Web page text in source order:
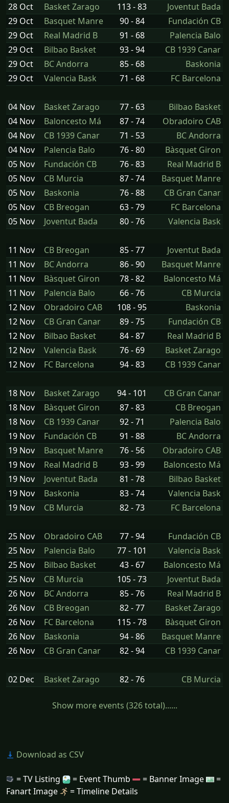
28 Oct
Basket Zarago 113 - 83
Joventut Bada
29 Oct
Basquet Manre 90 - 84
Fundación CB
29 Oct
Real Madrid B 91 - 68
Palencia Balo
29 Oct
Bilbao Basket 93 - 94
CB 1939 Canar
29 Oct
BC Andorra 85 - 68
Baskonia
29 Oct
Valencia Bask 71 - 68 FC Barcelona
04 Nov Basket Zarago 77 - 63
Bilbao Basket
04 Nov
Baloncesto Má 87 - 74
Obradoiro CAB
04 Nov
CB 1939 Canar 71 - 53
BC Andorra
04 Nov
Palencia Balo 76 - 80
Bàsquet Giron
05 Nov
Fundación CB 76 - 83
Real Madrid B
05 Nov
CB Murcia 87 - 74
Basquet Manre
05 Nov
Baskonia 76 - 88
CB Gran Canar
05 Nov
CB Breogan 63 - 79
FC Barcelona
05 Nov
Joventut Bada 80 - 76 Valencia Bask
11 Nov CB Breogan 85 - 77
Joventut Bada
11 Nov
BC Andorra 86 - 90
Basquet Manre
11 Nov
Bàsquet Giron 78 - 82
Baloncesto Má
11 Nov
Palencia Balo 66 - 76
CB Murcia
12 Nov
Obradoiro CAB 108 - 95
Baskonia
12 Nov
CB Gran Canar 89 - 75
Fundación CB
12 Nov
Bilbao Basket 84 - 87
Real Madrid B
12 Nov
Valencia Bask 76 - 69
Basket Zarago
12 Nov
FC Barcelona 94 - 83 CB 1939 Canar
18 Nov Basket Zarago 94 - 101
CB Gran Canar
18 Nov
Bàsquet Giron 87 - 83
CB Breogan
18 Nov
CB 1939 Canar 92 - 71
Palencia Balo
19 Nov
Fundación CB 91 - 88
BC Andorra
19 Nov
Basquet Manre 76 - 56
Obradoiro CAB
19 Nov
Real Madrid B 93 - 99
Baloncesto Má
19 Nov
Joventut Bada 81 - 78
Bilbao Basket
19 Nov
Baskonia 83 - 74
Valencia Bask
19 Nov
CB Murcia 82 - 73 FC Barcelona
25 Nov Obradoiro CAB 77 - 94
Fundación CB
25 Nov
Palencia Balo 77 - 101
Valencia Bask
25 Nov
Bilbao Basket 43 - 67
Baloncesto Má
25 Nov
CB Murcia 105 - 73
Joventut Bada
26 Nov
BC Andorra 85 - 76
Real Madrid B
26 Nov
CB Breogan 82 - 77
Basket Zarago
26 Nov
FC Barcelona 115 - 78
Bàsquet Giron
26 Nov
Baskonia 94 - 86
Basquet Manre
26 Nov
CB Gran Canar 82 - 94 CB 1939 Canar
02 Dec Basket Zarago 82 - 76 CB Murcia
Show more events (326 total)......
Download as CSV
= TV Listing = Event Thumb = Banner Image
=
Fanart Image
= Timeline Details